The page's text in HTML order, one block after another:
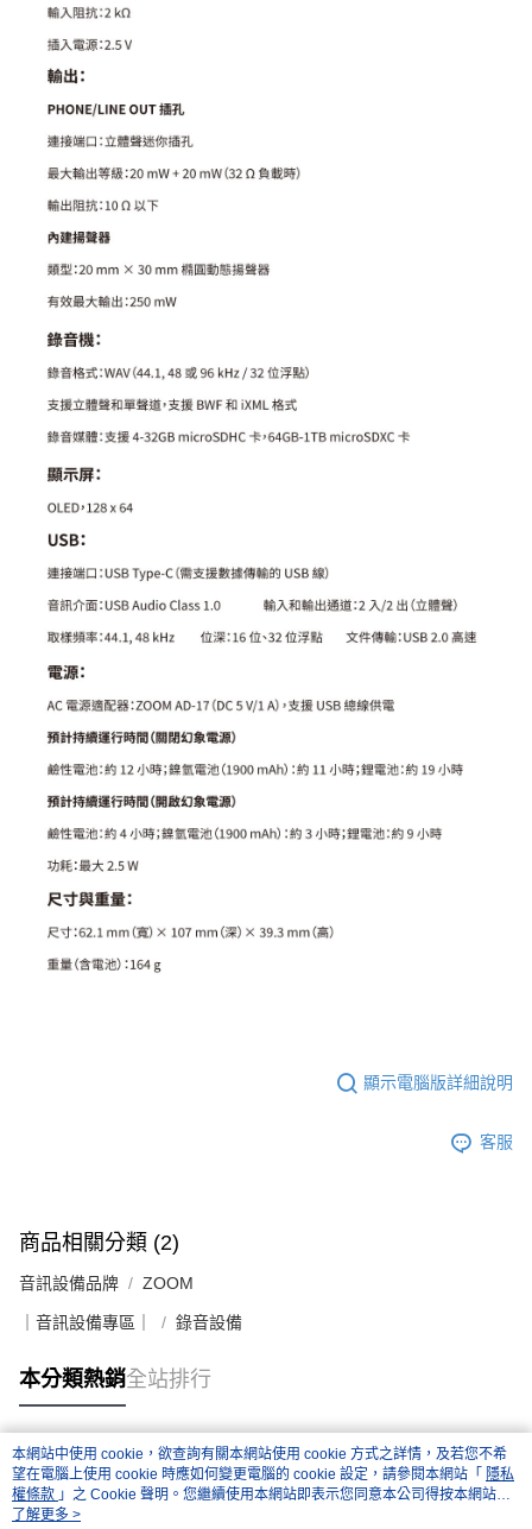
顯示電腦版詳細說明
客服
商品相關分類 (2)
音訊設備品牌 ZOOM
｜音訊設備專區｜ 錄音設備
本分類熱銷全站排行
熱門標籤
本網站中使用 cookie，欲查詢有關本網站使用 cookie 方式之詳情，及若您不希
望在電腦上使用 cookie 時應如何變更電腦的 cookie 設定，請參閱本網站「 隱私
權條款 」之 Cookie 聲明。您繼續使用本網站即表示您同意本公司得按本網站使
用條款之 Cookie 聲明使用 cookie。
了解更多 >